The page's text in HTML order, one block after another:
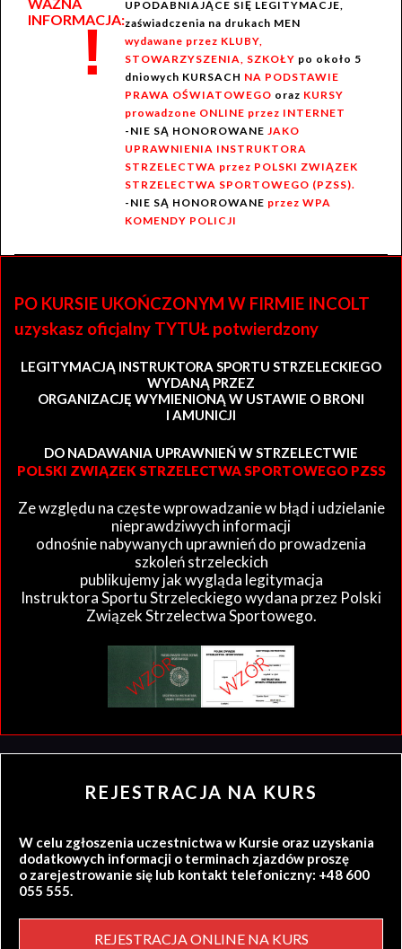
INFORMACJA:
!
UPODABNIAJĄCE SIĘ LEGITYMACJE,
zaświadczenia na drukach MEN
wydawane przez KLUBY,
STOWARZYSZENIA, SZKOŁY po około 5
dniowych KURSACH NA PODSTAWIE
PRAWA OŚWIATOWEGO oraz KURSY
prowadzone ONLINE przez INTERNET
-NIE SĄ HONOROWANE JAKO
UPRAWNIENIA INSTRUKTORA
STRZELECTWA przez POLSKI ZWIĄZEK
STRZELECTWA SPORTOWEGO (PZSS).
-NIE SĄ HONOROWANE przez WPA
KOMENDY POLICJI
PO KURSIE UKOŃCZONYM W FIRMIE INCOLT
uzyskasz oficjalny TYTUŁ potwierdzony
LEGITYMACJĄ INSTRUKTORA SPORTU STRZELECKIEGO
WYDANĄ PRZEZ
ORGANIZACJĘ WYMIENIONĄ W USTAWIE O BRONI
I AMUNICJI
DO NADAWANIA UPRAWNIEŃ W STRZELECTWIE
POLSKI ZWIĄZEK STRZELECTWA SPORTOWEGO PZSS
Ze względu na częste wprowadzanie w błąd i udzielanie
nieprawdziwych informacji
odnośnie nabywanych uprawnień do prowadzenia
szkoleń strzeleckich
publikujemy jak wygląda legitymacja
Instruktora Sportu Strzeleckiego wydana przez Polski
Związek Strzelectwa Sportowego.
REJESTRACJA NA KURS
W celu zgłoszenia uczestnictwa w Kursie oraz uzyskania
dodatkowych informacji o terminach zjazdów proszę
o zarejestrowanie się lub kontakt telefoniczny: +48 600
055 555.
REJESTRACJA ONLINE NA KURS